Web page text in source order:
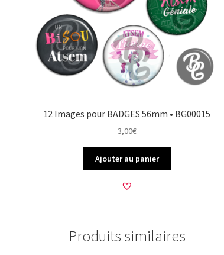
12 Images pour BADGES 56mm • BG00015
3,00€
Ajouter au panier
Produits similaires